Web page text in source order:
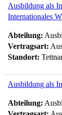
Ausbildung als
Internationales
Abteilung:
Vertragsart:
Standort:
Ausbildung als
Abteilung: